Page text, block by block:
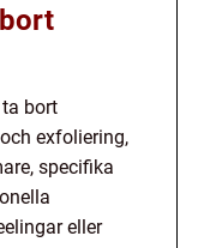
bort
exfoliering,
specifika
eller